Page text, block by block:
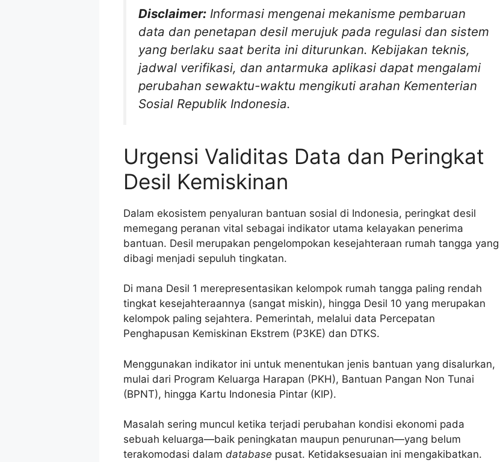
Disclaimer: Informasi mengenai mekanisme pembaruan
data dan penetapan desil merujuk pada regulasi dan sistem
yang berlaku saat berita ini diturunkan. Kebijakan teknis,
jadwal verifikasi, dan antarmuka aplikasi dapat mengalami
perubahan sewaktu-waktu mengikuti arahan Kementerian
Sosial Republik Indonesia.
Urgensi Validitas Data dan Peringkat
Desil Kemiskinan
Dalam ekosistem penyaluran bantuan sosial di Indonesia, peringkat desil
memegang peranan vital sebagai indikator utama kelayakan penerima
bantuan. Desil merupakan pengelompokan kesejahteraan rumah tangga yang
dibagi menjadi sepuluh tingkatan.
Di mana Desil 1 merepresentasikan kelompok rumah tangga paling rendah
tingkat kesejahteraannya (sangat miskin), hingga Desil 10 yang merupakan
kelompok paling sejahtera. Pemerintah, melalui data Percepatan
Penghapusan Kemiskinan Ekstrem (P3KE) dan DTKS.
Menggunakan indikator ini untuk menentukan jenis bantuan yang disalurkan,
mulai dari Program Keluarga Harapan (PKH), Bantuan Pangan Non Tunai
(BPNT), hingga Kartu Indonesia Pintar (KIP).
Masalah sering muncul ketika terjadi perubahan kondisi ekonomi pada
sebuah keluarga—baik peningkatan maupun penurunan—yang belum
terakomodasi dalam database pusat. Ketidaksesuaian ini mengakibatkan.